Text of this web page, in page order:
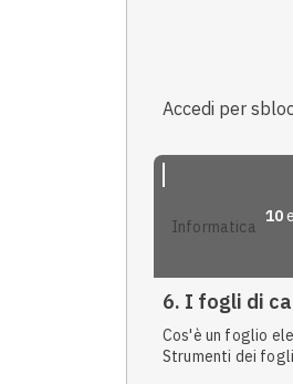
Accedi per
informatica
10
6. I fogli di
Cos'è un foglio
Strumenti dei